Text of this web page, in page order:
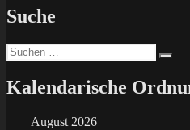
Suche
Suchen
nach:
Kalendarische
August 2026